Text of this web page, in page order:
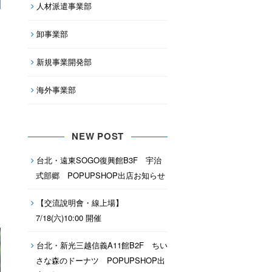
人材派遣事業部
卸事業部
新規事業開発部
海外事業部
NEW POST
台北・遠東SOGO復興館B3F 宇治
式部郷 POPUPSHOP出店お知らせ
【交流說明會・線上場】
7/18(六)10:00 開催
台北・新光三越信義A11館B2F ちい
さな森のドーナツ POPUPSHOP出